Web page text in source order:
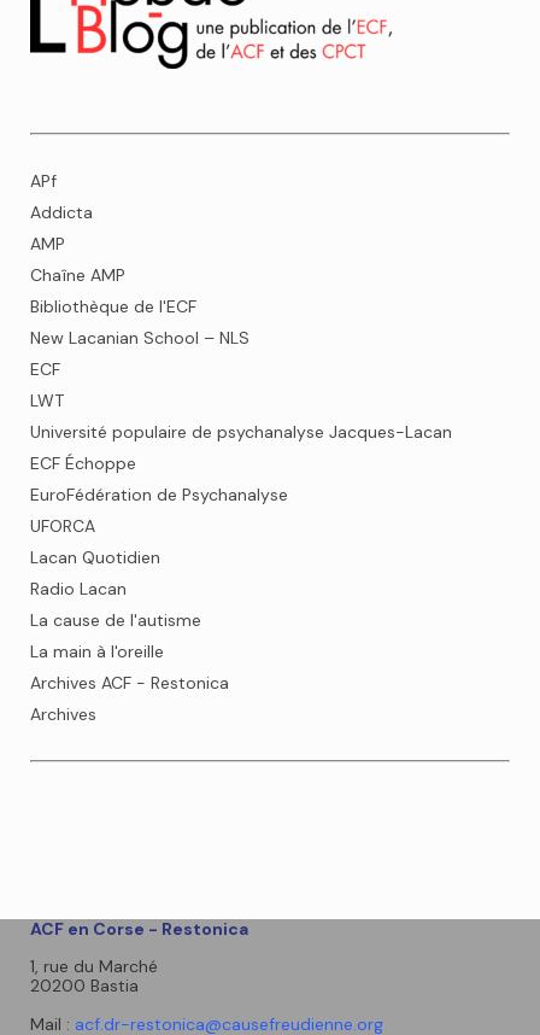
APf
Addicta
AMP
Chaîne AMP
Bibliothèque de l'ECF
New Lacanian School – NLS
ECF
LWT
Université populaire de psychanalyse Jacques-Lacan
ECF Échoppe
EuroFédération de Psychanalyse
UFORCA
Lacan Quotidien
Radio Lacan
La cause de l'autisme
La main à l'oreille
Archives ACF - Restonica
Archives
ACF en Corse - Restonica
1, rue du Marché
20200 Bastia
Mail : acf.dr-restonica@causefreudienne.org